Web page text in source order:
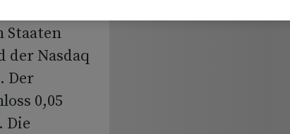
in
Staaten
der Nasdaq
Der
0,05
Die